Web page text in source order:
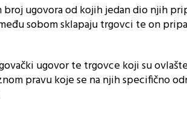
broj ugovora od kojih jedan dio njih
sobom sklapaju trgovci te on
ugovor te trgovce koji su
pravu koje se na njih specifično